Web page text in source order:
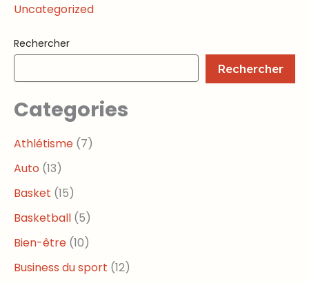
Uncategorized
Rechercher
Rechercher
Categories
Athlétisme (7)
Auto (13)
Basket (15)
Basketball (5)
Bien-être (10)
Business du sport (12)